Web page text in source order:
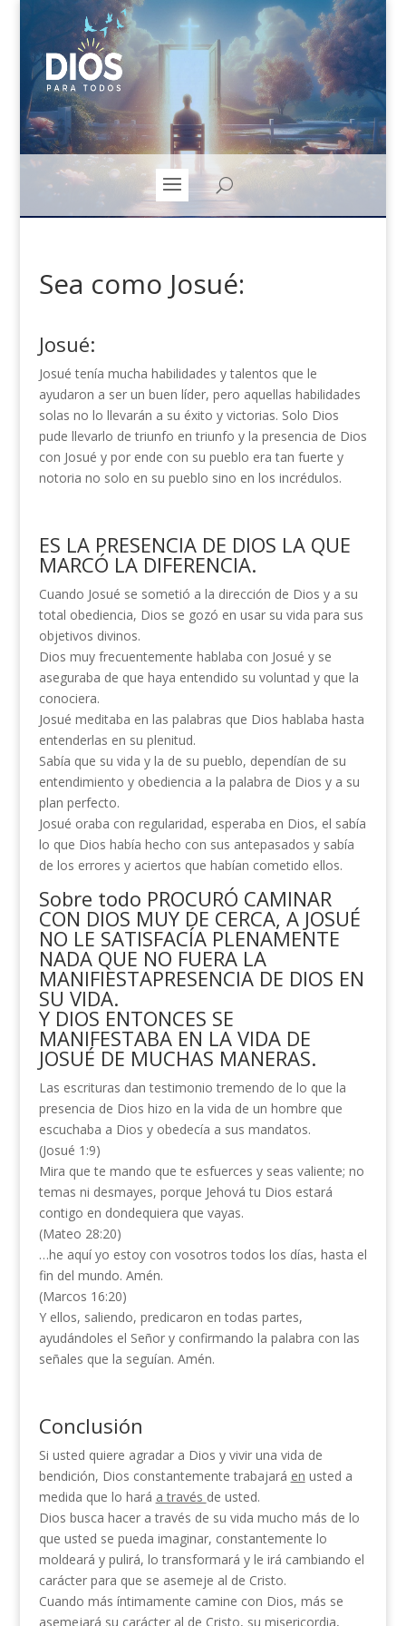
Sea como Josué:
Josué:
Josué tenía mucha habilidades y talentos que le
ayudaron a ser un buen líder, pero aquellas habilidades
solas no lo llevarán a su éxito y victorias. Solo Dios
pude llevarlo de triunfo en triunfo y la presencia de Dios
con Josué y por ende con su pueblo era tan fuerte y
notoria no solo en su pueblo sino en los incrédulos.
ES LA PRESENCIA DE DIOS LA QUE
MARCÓ LA DIFERENCIA.
Cuando Josué se sometió a la dirección de Dios y a su
total obediencia, Dios se gozó en usar su vida para sus
objetivos divinos.
Dios muy frecuentemente hablaba con Josué y se
aseguraba de que haya entendido su voluntad y que la
conociera.
Josué meditaba en las palabras que Dios hablaba hasta
entenderlas en su plenitud.
Sabía que su vida y la de su pueblo, dependían de su
entendimiento y obediencia a la palabra de Dios y a su
plan perfecto.
Josué oraba con regularidad, esperaba en Dios, el sabía
lo que Dios había hecho con sus antepasados y sabía
de los errores y aciertos que habían cometido ellos.
Sobre todo PROCURÓ CAMINAR
CON DIOS MUY DE CERCA, A JOSUÉ
NO LE SATISFACÍA PLENAMENTE
NADA QUE NO FUERA LA
MANIFIESTAPRESENCIA DE DIOS EN
SU VIDA.
Y DIOS ENTONCES SE
MANIFESTABA EN LA VIDA DE
JOSUÉ DE MUCHAS MANERAS.
Las escrituras dan testimonio tremendo de lo que la
presencia de Dios hizo en la vida de un hombre que
escuchaba a Dios y obedecía a sus mandatos.
(Josué 1:9)
Mira que te mando que te esfuerces y seas valiente; no
temas ni desmayes, porque Jehová tu Dios estará
contigo en dondequiera que vayas.
(Mateo 28:20)
…he aquí yo estoy con vosotros todos los días, hasta el
fin del mundo. Amén.
(Marcos 16:20)
Y ellos, saliendo, predicaron en todas partes,
ayudándoles el Señor y confirmando la palabra con las
señales que la seguían. Amén.
Conclusión
Si usted quiere agradar a Dios y vivir una vida de
bendición, Dios constantemente trabajará en usted a
medida que lo hará a través de usted.
Dios busca hacer a través de su vida mucho más de lo
que usted se pueda imaginar, constantemente lo
moldeará y pulirá, lo transformará y le irá cambiando el
carácter para que se asemeje al de Cristo.
Cuando más íntimamente camine con Dios, más se
asemejará su carácter al de Cristo, su misericordia,